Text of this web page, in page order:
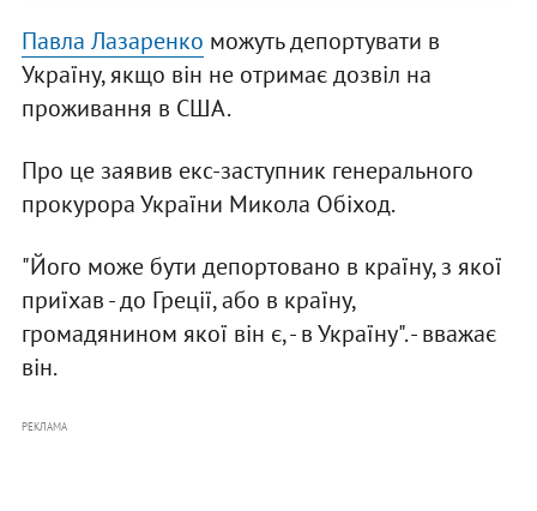
Павла Лазаренко можуть депортувати в
Україну, якщо він не отримає дозвіл на
проживання в США.
Про це заявив екс-заступник генерального
прокурора України Микола Обіход.
"Його може бути депортовано в країну, з якої
приїхав - до Греції, або в країну,
громадянином якої він є, - в Україну". - вважає
він.
РЕКЛАМА